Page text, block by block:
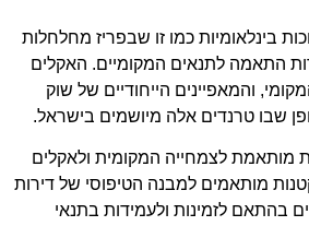
בינלאומיות כמו זו שבפריז מחלחלות
התאמה לתנאים המקומיים. האקלים
והמאפיינים הייחודיים של שוק
שבו טרנדים אלה מיושמים בישראל.
מותאמת לצמחייה המקומית ולאקלים
מותאמים למבנה הטיפוסי של דירות
בהתאם לזמינות ולעמידות בתנאי